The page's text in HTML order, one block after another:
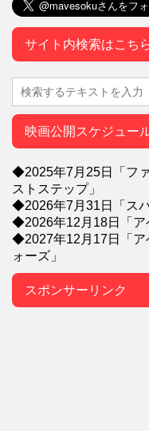
サイト内検索はこち
映画公開スケジュー
◆2025年7月25日「フ
ストステップ」
◆2026年7月31日「ス
◆2026年12月18日「ア
◆2027年12月17日「ア
ォーズ」
スポンサーリンク